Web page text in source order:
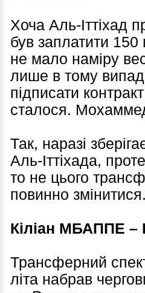
Хоча Аль-Іттіхад
був заплатити 150
не мало наміру
лише в тому
підписати
сталося.
Так, наразі
Аль-Іттіхада,
то не цього
повинно змінитися.
Кіліан МБАППЕ –
Трансферний
літа набрав